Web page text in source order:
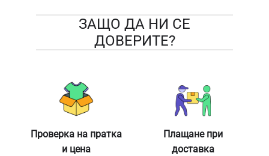
ЗАЩО ДА НИ СЕ
ДОВЕРИТЕ?
Проверка на пратка
и цена
Плащане при
доставка